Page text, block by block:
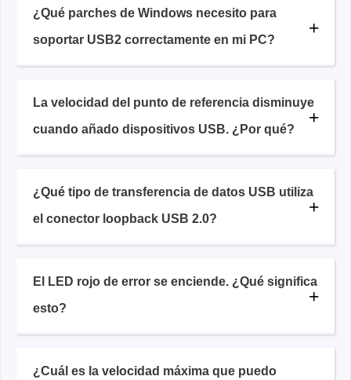
¿Qué parches de Windows necesito para
soportar USB2 correctamente en mi PC?
La velocidad del punto de referencia disminuye
cuando añado dispositivos USB. ¿Por qué?
¿Qué tipo de transferencia de datos USB utiliza
el conector loopback USB 2.0?
El LED rojo de error se enciende. ¿Qué significa
esto?
¿Cuál es la velocidad máxima que puedo